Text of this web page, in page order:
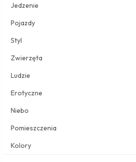
Jedzenie
Pojazdy
Styl
Zwierzęta
Ludzie
Erotyczne
Niebo
Pomieszczenia
Kolory